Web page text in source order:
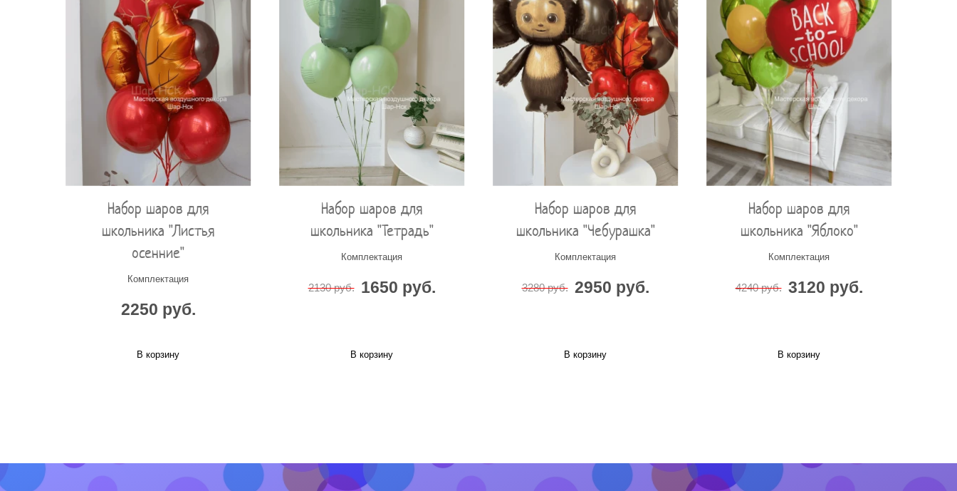
Набор шаров для
школьника "Листья
осенние"
Комплектация
2250 руб.
В корзину
Набор шаров для
школьника "Тетрадь"
Комплектация
2130 руб. 1650 руб.
В корзину
Набор шаров для
школьника "Чебурашка"
Комплектация
3280 руб. 2950 руб.
В корзину
Набор шаров для
школьника "Яблоко"
Комплектация
4240 руб. 3120 руб.
В корзину